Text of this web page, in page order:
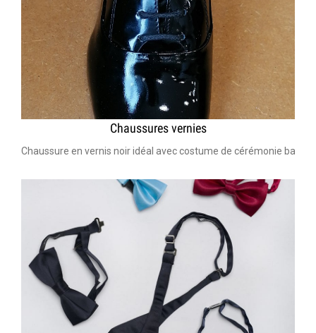
Chaussures vernies
Chaussure en vernis noir idéal avec costume de cérémonie bar